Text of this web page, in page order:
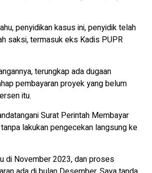
penyidikan kasus ini, penyidik telah
saksi, termasuk eks Kadis PUPR
terungkap ada dugaan
pembayaran proyek yang belum
itu.
Surat Perintah Membayar
lakukan pengecekan langsung ke
di November 2023, dan proses